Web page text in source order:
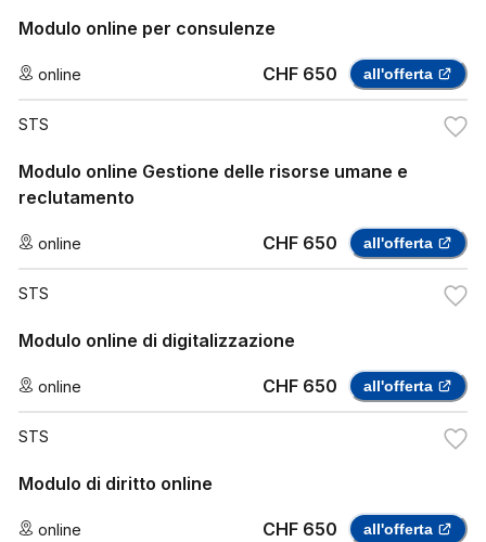
Modulo online per consulenze
online CHF 650 all'offerta
STS
Modulo online Gestione delle risorse umane e
reclutamento
online CHF 650 all'offerta
STS
Modulo online di digitalizzazione
online CHF 650 all'offerta
STS
Modulo di diritto online
online CHF 650 all'offerta